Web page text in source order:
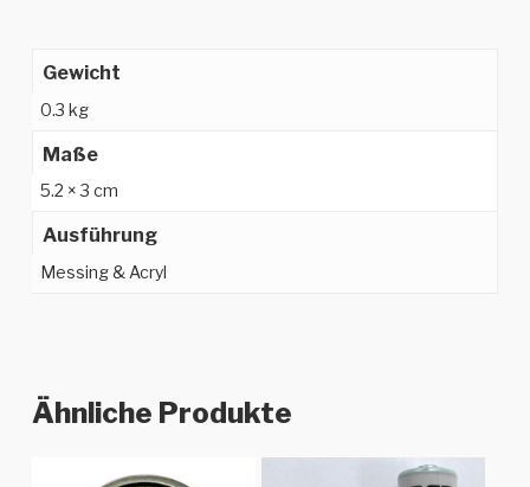
Gewicht
0.3 kg
Maße
5.2 × 3 cm
Ausführung
Messing & Acryl
Ähnliche Produkte